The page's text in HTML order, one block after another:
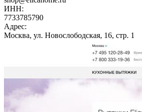
ИНН:
7733785790
Адрес:
Москва, ул. Новослободская, 16, стр. 1